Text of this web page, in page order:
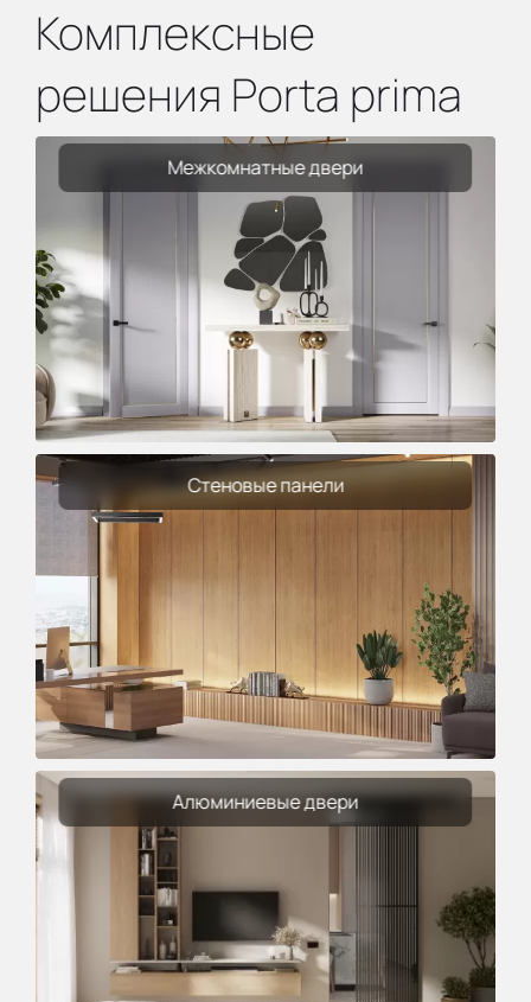
Комплексные
решения Porta prima
Межкомнатные двери
Стеновые панели
Алюминиевые двери